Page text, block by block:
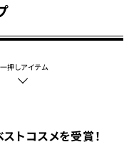
一押しアイテム
トコスメを受賞！